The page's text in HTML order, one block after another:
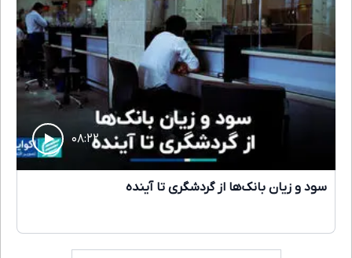
۰۸:۲۲
سود و زیان بانک‌ها از گردشگری تا آینده